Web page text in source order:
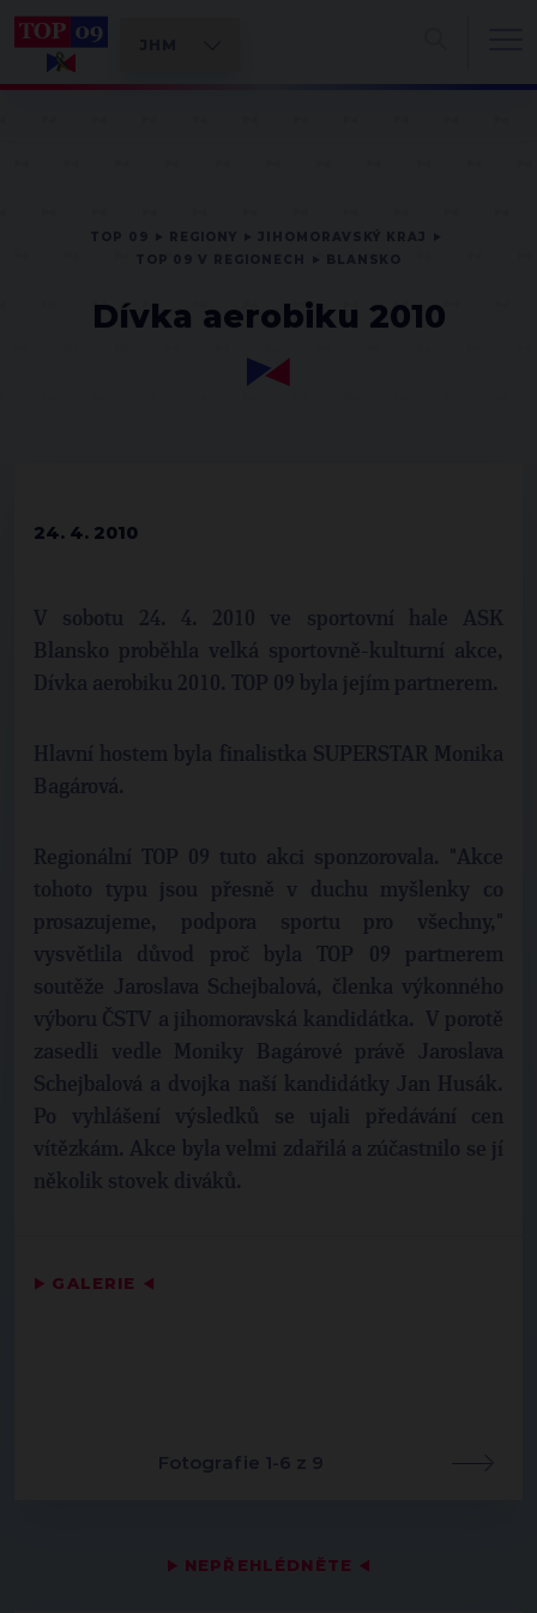
Dívka aerobiku 2010
▶ NEPŘEHLÉDNĚTE ◀
24. 4. 2010
V sobotu 24. 4. 2010 ve sportovní hale ASK
Blansko proběhla velká sportovně-kulturní akce,
Dívka aerobiku 2010. TOP 09 byla jejím partnerem.
Hlavní hostem byla finalistka SUPERSTAR Monika
Bagárová.
Regionální TOP 09 tuto akci sponzorovala. "Akce
tohoto typu jsou přesně v duchu myšlenky co
prosazujeme, podpora sportu pro všechny,"
vysvětlila důvod proč byla TOP 09 partnerem
soutěže Jaroslava Schejbalová, členka výkonného
výboru ČSTV a jihomoravská kandidátka. V porotě
zasedli vedle Moniky Bagárové právě Jaroslava
Schejbalová a dvojka naší kandidátky Jan Husák.
Po vyhlášení výsledků se ujali předávání cen
vítězkám. Akce byla velmi zdařilá a zúčastnilo se jí
několik stovek diváků.
▶ GALERIE ◀
Fotografie 1-6 z 9